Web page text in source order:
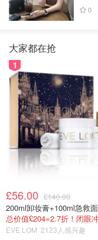
0
大家都在抢
1
£56.00 £140.00
总价值£204=2.7折！闭眼
EVE LOM 2123人感兴趣